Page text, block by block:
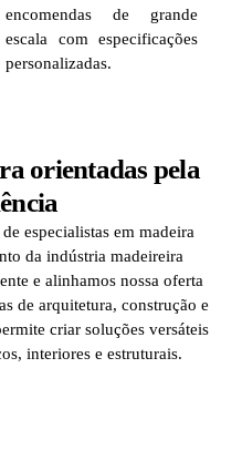
encomendas de grande
escala com especificações
personalizadas.
orientadas pela
especialistas em madeira
da indústria madeireira
e alinhamos nossa oferta
de arquitetura, construção e
criar soluções versáteis
interiores e estruturais.